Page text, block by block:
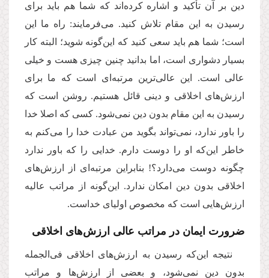
دین بر آن تأکید و اشاره کرده‌اند که شما هم باید برای
رسیدن به این مقام تلاش کنید. می‌فرمایند: راه ما این
است؛ شما هم باید سعی کنید که این‌گونه شوید؛ البته کار
بسیار دشواری است، اما بدانید چنین چیزی هست و خیلی
عالی است. این عالی‌ترین مرتبه‌ای است که ما برای
ارزش‌های اخلاقی و دینی قائل هستیم. روشن است که
رسیدن به این مقام بدون دین نمی‌شود. کسی که اصلا خدا
را باور ندارد، نمی‌تواند بگوید من عبادت خدا را می‌کنم به
خاطر این‌که او را دوست دارم. خدایی را که باور ندارد
چگونه دوست می‌دارد؟! بنابراین مرتبه‌ای از ارزش‌های
اخلاقی بدون دین امکان ندارد. این‌گونه از مراتب عالیه
ارزش‌هایی است که مخصوص اولیای خداست.
ضرورت ایمان در مراتب عالی ارزش‌های اخلاقی
نتیجه این‌که رسیدن به ارزش‌های اخلاقی فی‌الجمله
بدون دین نمی‌شود، و بعضی از ارزش‌ها و مراتب